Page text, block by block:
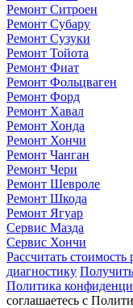
Ремонт Ситроен
Ремонт Субару
Ремонт Сузуки
Ремонт Тойота
Ремонт Фиат
Ремонт Фольцваген
Ремонт Форд
Ремонт Хавал
Ремонт Хонда
Ремонт Хончи
Ремонт Чанган
Ремонт Чери
Ремонт Шевроле
Ремонт Шкода
Ремонт Ягуар
Сервис Мазда
Сервис Хончи
Рассчитать стоимость
диагностику
Политика
соглашаетесь с